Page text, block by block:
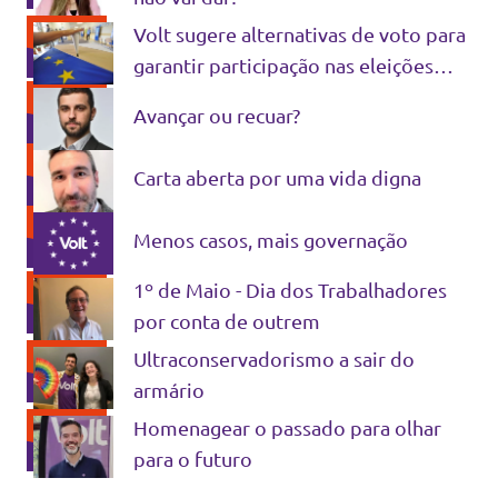
Volt sugere alternativas de voto para
garantir participação nas eleições
Avançar ou recuar?
Carta aberta por uma vida digna
Menos casos, mais governação
1º de Maio - Dia dos Trabalhadores
por conta de outrem
Ultraconservadorismo a sair do
armário
Homenagear o passado para olhar
para o futuro